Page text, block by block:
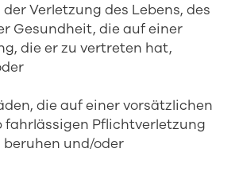
Verletzung des Lebens, des
Gesundheit, die auf einer
die er zu vertreten hat,
die auf einer vorsätzlichen
fahrlässigen Pflichtverletzung
beruhen und/oder